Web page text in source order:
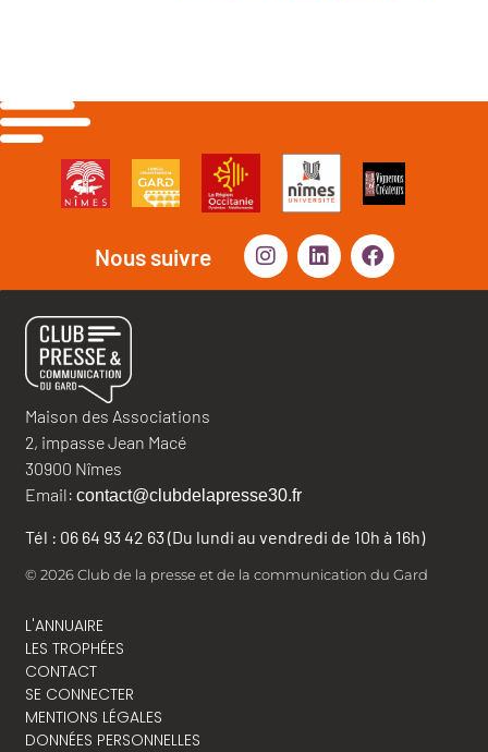
Nous suivre
Maison des Associations
2, impasse Jean Macé
30900 Nîmes
Email: contact@clubdelapresse30.fr
Tél : 06 64 93 42 63 (Du lundi au vendredi de 10h à 16h)
© 2026 Club de la presse et de la communication du Gard
L'ANNUAIRE
LES TROPHÉES
CONTACT
SE CONNECTER
MENTIONS LÉGALES
DONNÉES PERSONNELLES